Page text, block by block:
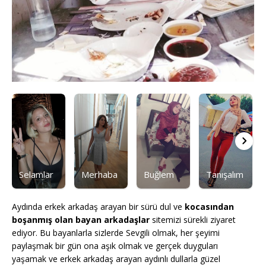
Selamlar Merhaba Buğlem Tanışalım
Aydında erkek arkadaş arayan bir sürü dul ve kocasından
boşanmış olan bayan arkadaşlar sitemizi sürekli ziyaret
ediyor. Bu bayanlarla sizlerde Sevgili olmak, her şeyimi
paylaşmak bir gün ona aşık olmak ve gerçek duyguları
yaşamak ve erkek arkadaş arayan aydınlı dullarla güzel